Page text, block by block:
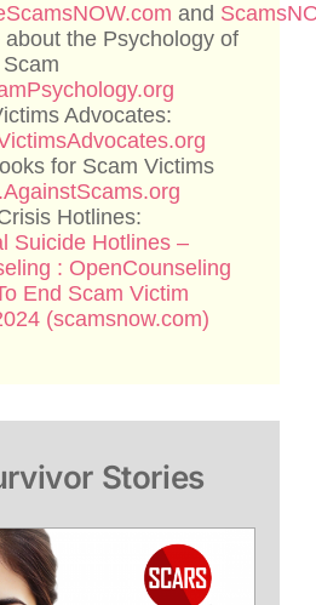
and
about the Psychology of
Advocates:
for Scam Victims
Hotlines:
Suicide Hotlines –
: OpenCounseling
End Scam Victim
(scamsnow.com)
Stories